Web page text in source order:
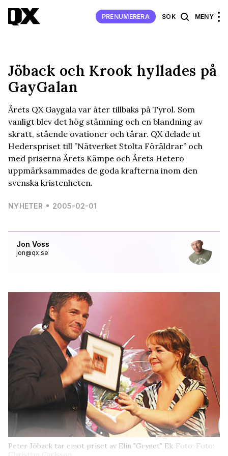
PRENUMERERA SÖK MENY
Jon Voss
jon@qx.se
Jöback och Krook hyllades på
GayGalan
Årets QX Gaygala var åter tillbaks på Tyrol. Som
vanligt blev det hög stämning och en blandning av
skratt, stående ovationer och tårar. QX delade ut
Hederspriset till ”Nätverket Stolta Föräldrar” och
med priserna Årets Kämpe och Årets Hetero
uppmärksammades de goda krafterna inom den
svenska kristenheten.
NYHETER 2005-02-01
Peter Jöback tar emot priset av Elin "Grynet" Ek Foto: Foto: